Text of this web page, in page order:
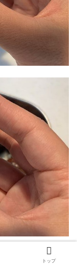
くださいね！
トップ